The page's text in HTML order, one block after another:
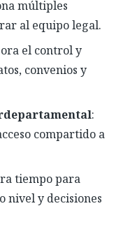
múltiples
al equipo legal.
el control y
convenios y
:
compartido a
tiempo para
nivel y decisiones